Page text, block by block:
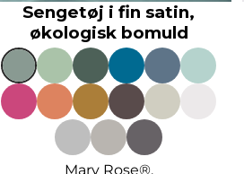
Sengetøj i fin satin,
økologisk bomuld
Mary Rose®.